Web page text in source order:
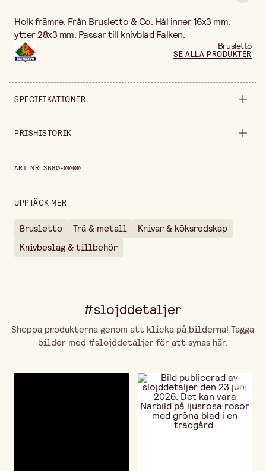
Holk främre. Från Brusletto & Co. Hål inner 16x3 mm,
ytter 28x3 mm. Passar till knivblad Falken.
Brusletto
SE ALLA PRODUKTER
SPECIFIKATIONER
Säljs i styck
PRISHISTORIK
ART. NR:3680-0000
UPPTÄCK MER
Brusletto Trä & metall
Knivar & köksredskap
Knivbeslag & tillbehör
#slojddetaljer
Shoppa produkterna genom att klicka på bilderna! Tagga
bilder med #slojddetaljer för att synas här.